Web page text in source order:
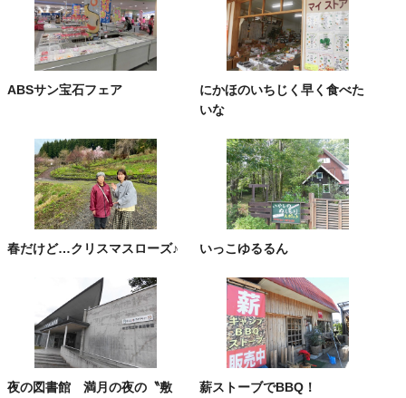
ABSサン宝石フェア
にかほのいちじく早く食べた
いな
春だけど…クリスマスローズ♪ いっこゆるるん
夜の図書館 満月の夜の〝敷
薪ストーブでBBQ！